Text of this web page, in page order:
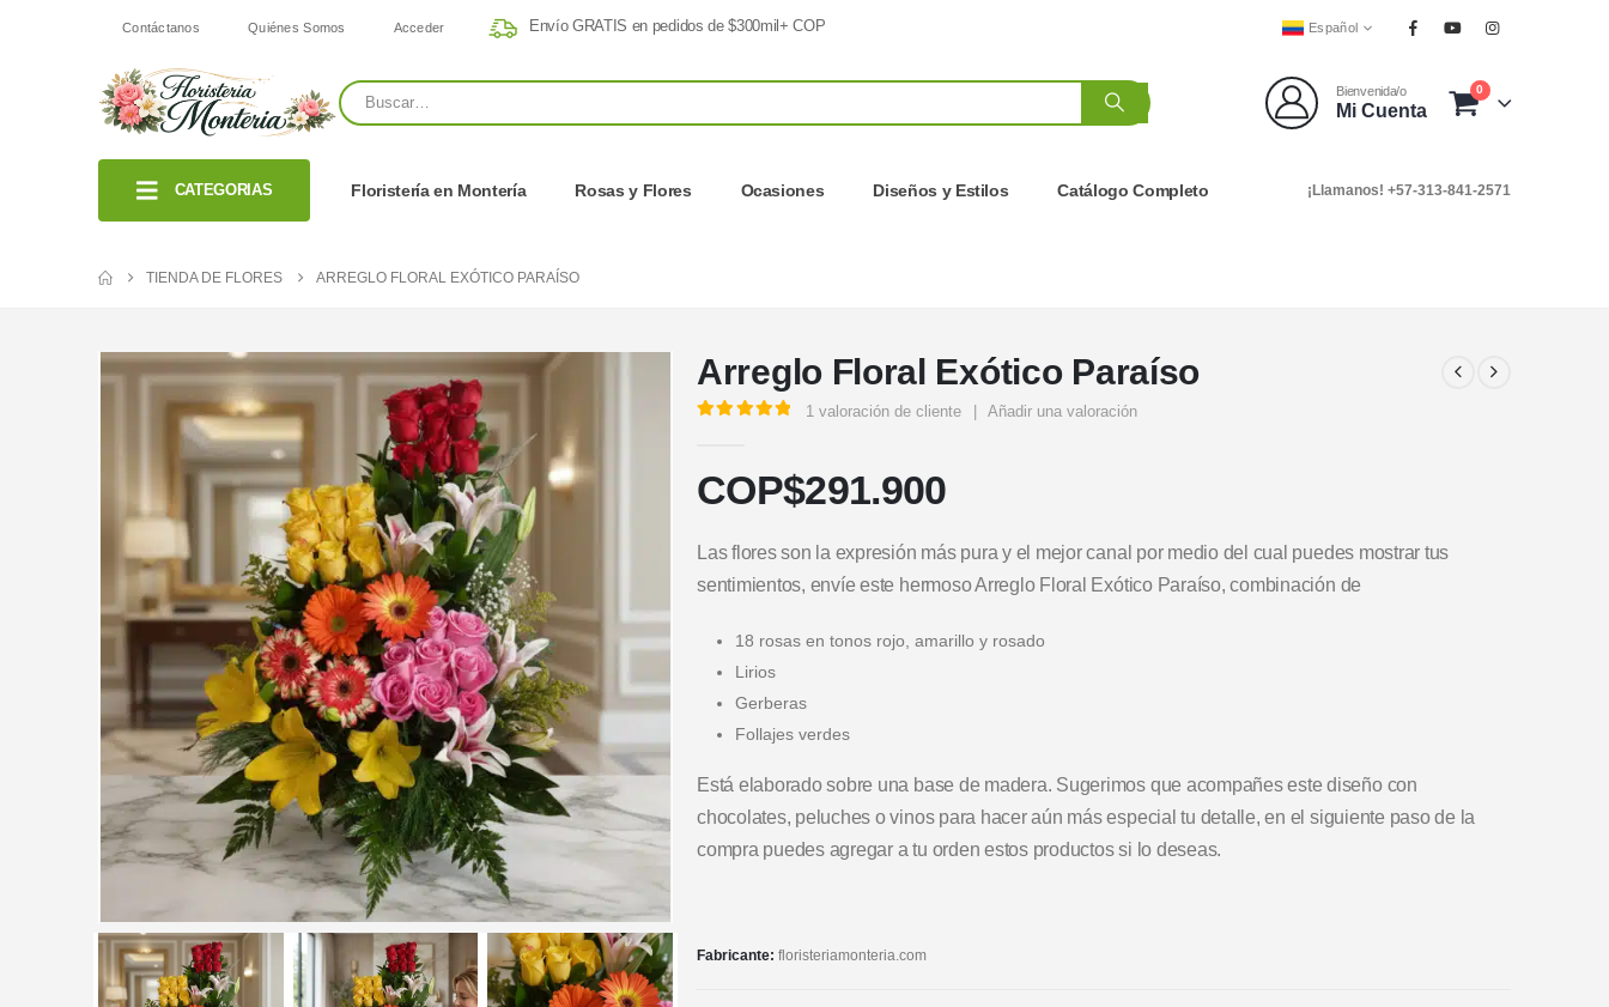
Contáctanos Quiénes Somos Acceder Envío GRATIS en pedidos de $300mil+ COP Español
Bienvenida/o
Mi Cuenta
0
CATEGORIAS Floristería en Montería Rosas y Flores Ocasiones Diseños y Estilos Catálogo Completo ¡Llamanos! +57-313-841-2571
TIENDA DE FLORES ARREGLO FLORAL EXÓTICO PARAÍSO
Arreglo Floral Exótico Paraíso
1 valoración de cliente Añadir una valoración
COP$291.900
Las flores son la expresión más pura y el mejor canal por medio del cual puedes mostrar tus
sentimientos, envíe este hermoso Arreglo Floral Exótico Paraíso, combinación de
18 rosas en tonos rojo, amarillo y rosado
Lirios
Gerberas
Follajes verdes
Está elaborado sobre una base de madera. Sugerimos que acompañes este diseño con
chocolates, peluches o vinos para hacer aún más especial tu detalle, en el siguiente paso de la
compra puedes agregar a tu orden estos productos si lo deseas.
Fabricante: floristeriamonteria.com